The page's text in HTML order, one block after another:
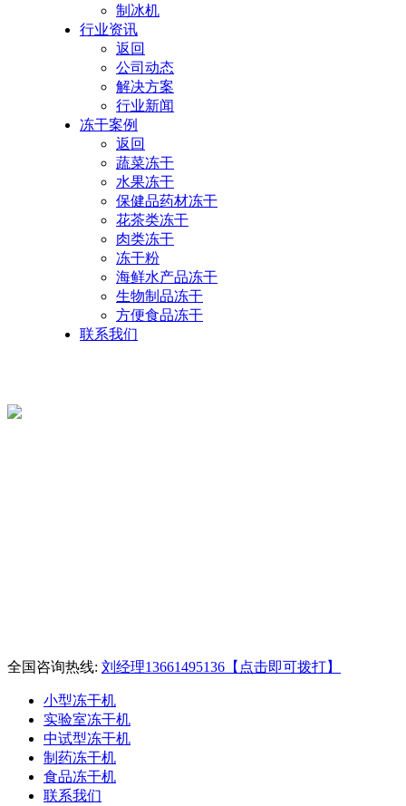
制冰机
行业资讯
返回
公司动态
解决方案
行业新闻
冻干案例
返回
蔬菜冻干
水果冻干
保健品药材冻干
花茶类冻干
肉类冻干
冻干粉
海鲜水产品冻干
生物制品冻干
方便食品冻干
联系我们
全国咨询热线: 刘经理13661495136【点击即可拨打】
小型冻干机
实验室冻干机
中试型冻干机
制药冻干机
食品冻干机
联系我们